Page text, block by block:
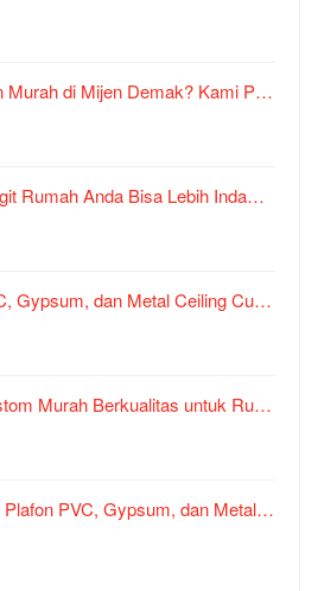
Murah di Mijen Demak? Kami P…
Rumah Anda Bisa Lebih Inda…
Gypsum, dan Metal Ceiling Cu…
Murah Berkualitas untuk Ru…
Plafon PVC, Gypsum, dan Metal…